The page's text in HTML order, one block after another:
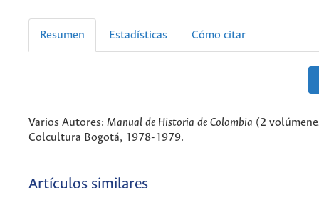
Resumen Estadísticas Cómo citar
Varios Autores: Manual de Historia de Colombia (2
Colcultura Bogotá, 1978-1979.
Artículos similares